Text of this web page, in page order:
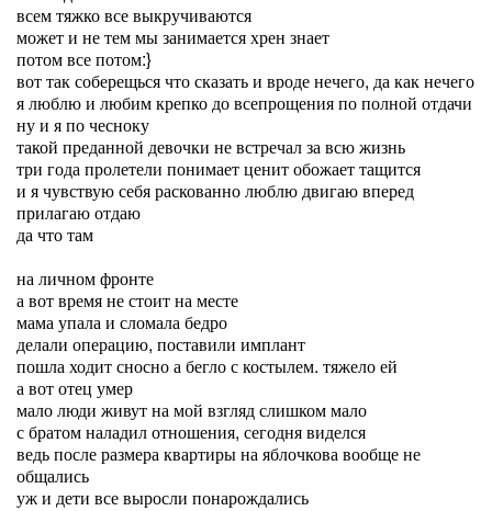
всем тяжко все выкручиваются
может и не тем мы занимается хрен знает
потом все потом:}
вот так соберещься что сказать и вроде нечего, да как нечего
я люблю и любим крепко до всепрощения по полной отдачи
ну и я по чесноку
такой преданной девочки не встречал за всю жизнь
три года пролетели понимает ценит обожает тащится
и я чувствую себя раскованно люблю двигаю вперед
прилагаю отдаю
да что там
на личном фронте
а вот время не стоит на месте
мама упала и сломала бедро
делали операцию, поставили имплант
пошла ходит сносно а бегло с костылем. тяжело ей
а вот отец умер
мало люди живут на мой взгляд слишком мало
с братом наладил отношения, сегодня виделся
ведь после размера квартиры на яблочкова вообще не
общались
уж и дети все выросли понарождались